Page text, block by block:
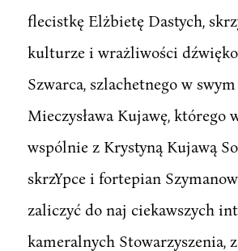
flecistkę Elżbietę Dastych,
kulturze i wrażliwości
Szwarca, szlachetnego w
Mieczysława Kujawę, którego
wspólnie z Krystyną Kujawą
skrzYpce i fortepian
zaliczyć do naj ciekawszych
kameralnych Stowarzyszenia,